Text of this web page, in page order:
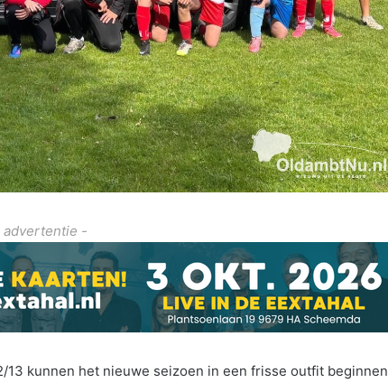
advertentie -
13 kunnen het nieuwe seizoen in een frisse outfit beginnen